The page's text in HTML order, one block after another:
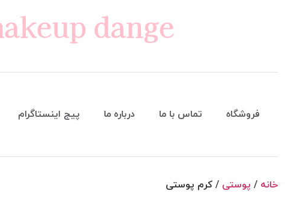
dange
فروشگاه تماس با ما درباره ما پیج اینستاگرام
خانه / پوستی / کرم پوستی